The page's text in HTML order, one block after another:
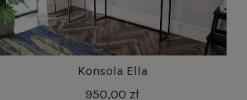
Konsola Ella
950,00 zł